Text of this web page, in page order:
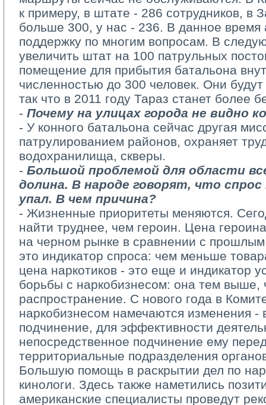
к примеру, в штате - 286 сотрудников, в
больше 300, у нас - 236. В данное время
поддержку по многим вопросам. В
увеличить штат на 100 патрульных
помещение для прибытия батальона
численностью до 300 человек. Они
так что в 2011 году Тараз станет более
- Почему на улицах города не видно
- У конного батальона сейчас другая
патрулированием районов, охраняет
водохранилища, скверы.
- Большой проблемой для области
долина. В народе говорят, что
упал. В чем причина?
- Жизненные приоритеты меняются.
найти труднее, чем героин. Цена
на черном рынке в сравнении с
это индикатор спроса: чем меньше
цена наркотиков - это еще и индикатор
борьбы с наркобизнесом: она тем выше,
распространение. С нового года в
наркобизнесом намечаются изменения -
подчинение, для эффективности
непосредственное подчинение ему
территориальные подразделения
Большую помощь в раскрытии дел по
кинологи. Здесь также наметились
американские специалисты проведут